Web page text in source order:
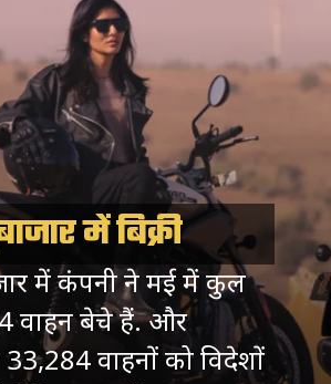
में बिक्री
में कंपनी ने मई में कुल
वाहन बेचे हैं. और
वाहनों को विदेशों